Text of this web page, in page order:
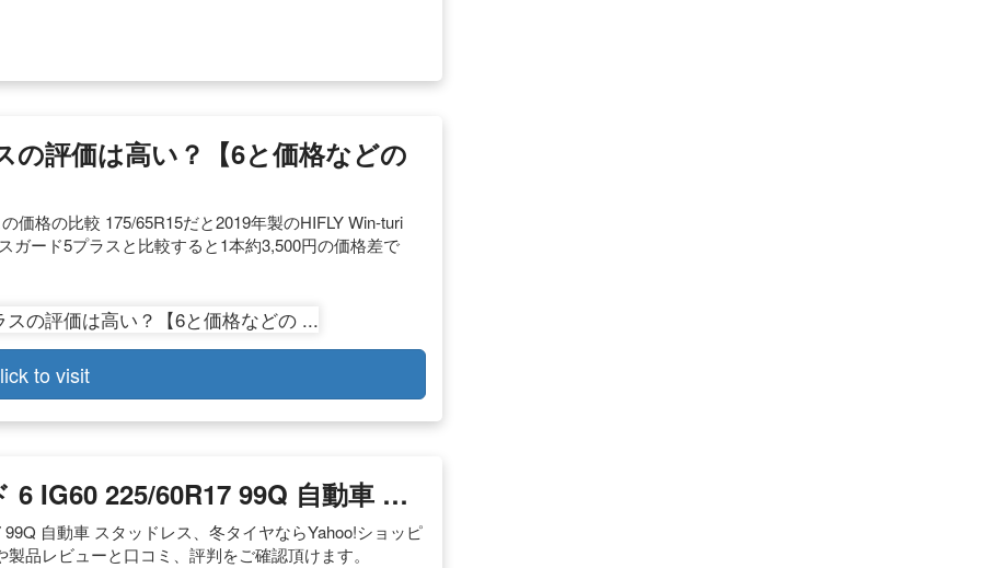
評価は高い？【6と価格などの
価格の比較 175/65R15だと2019年製のHIFLY Win-turi
ガード5プラスと比較すると1本約3,500円の価格差で
to visit
IG60 225/60R17 99Q 自動車 …
自動車 スタッドレス、冬タイヤならYahoo!ショッピ
品レビューと口コミ、評判をご確認頂けます。